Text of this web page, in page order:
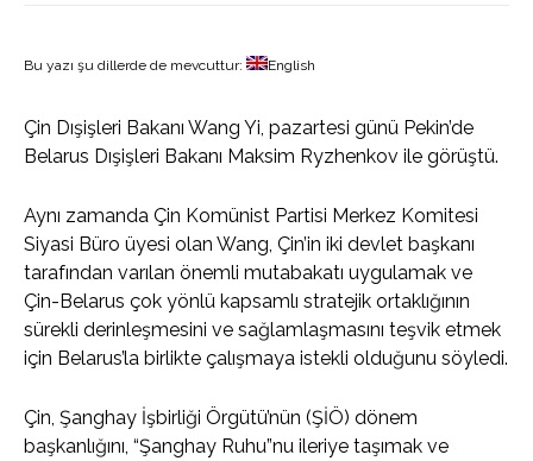
Bu yazı şu dillerde de mevcuttur: English
Çin Dışişleri Bakanı Wang Yi, pazartesi günü Pekin’de
Belarus Dışişleri Bakanı Maksim Ryzhenkov ile görüştü.
Aynı zamanda Çin Komünist Partisi Merkez Komitesi
Siyasi Büro üyesi olan Wang, Çin’in iki devlet başkanı
tarafından varılan önemli mutabakatı uygulamak ve
Çin-Belarus çok yönlü kapsamlı stratejik ortaklığının
sürekli derinleşmesini ve sağlamlaşmasını teşvik etmek
için Belarus’la birlikte çalışmaya istekli olduğunu söyledi.
Çin, Şanghay İşbirliği Örgütü’nün (ŞİÖ) dönem
başkanlığını, “Şanghay Ruhu”nu ileriye taşımak ve